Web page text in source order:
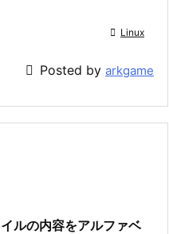
 Linux
 Posted by arkgame
ルの内容をアルファベ